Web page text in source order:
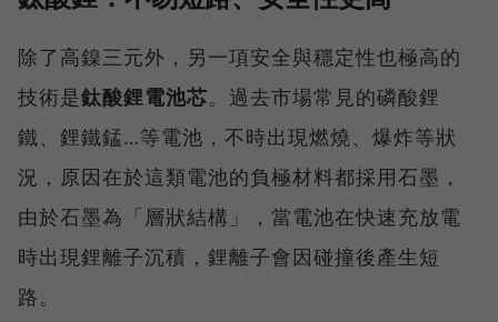
除了高鎳三元外，另一項安全與穩定性也極高的
技術是鈦酸鋰電池芯。過去市場常見的磷酸鋰
鐵、鋰鐵錳…等電池，不時出現燃燒、爆炸等狀
況，原因在於這類電池的負極材料都採用石墨，
由於石墨為「層狀結構」，當電池在快速充放電
時出現鋰離子沉積，鋰離子會因碰撞後產生短
路。